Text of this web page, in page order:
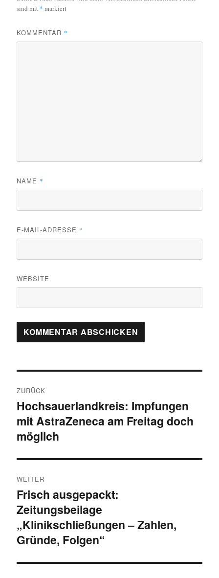
sind mit * markiert
KOMMENTAR *
NAME *
E-MAIL-ADRESSE *
WEBSITE
ZURÜCK
Vorheriger
Beitrag:
Hochsauerlandkreis: Impfungen
mit AstraZeneca am Freitag doch
möglich
WEITER
Nächster
Beitrag:
Frisch ausgepackt:
Zeitungsbeilage
„Klinikschließungen – Zahlen,
Gründe, Folgen“